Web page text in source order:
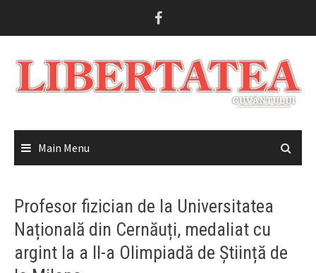
Main Menu
Profesor fizician de la Universitatea
Națională din Cernăuți, medaliat cu
argint la a II-a Olimpiadă de Știință de